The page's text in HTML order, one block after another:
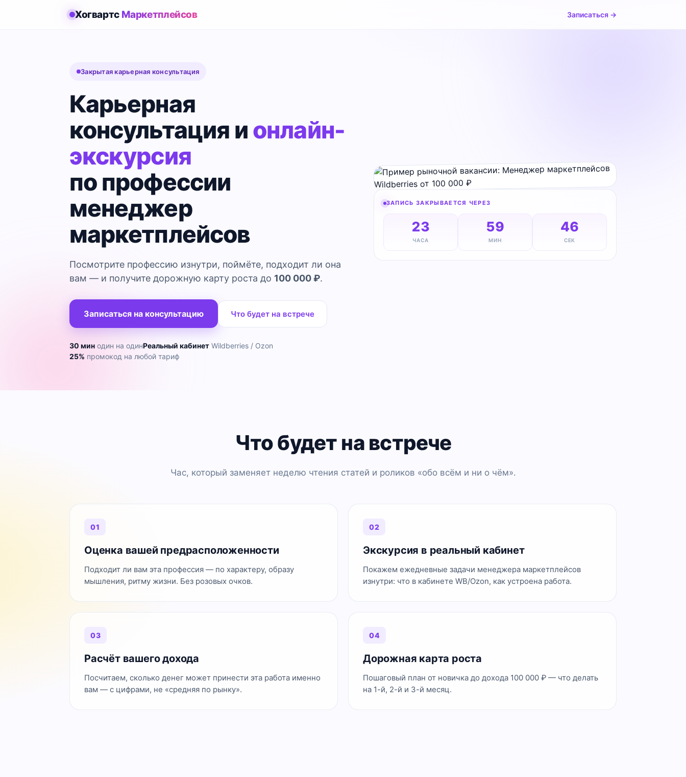
Хогвартс Маркетплейсов Записаться →
Закрытая карьерная консультация
Карьерная
консультация ионлайн-
экскурсия
по профессии
менеджер
маркетплейсов
Посмотрите профессию изнутри, поймёте, подходит ли она
вам — и получите дорожную карту роста до 100 000 ₽.
Записаться на консультацию Что будет на встрече
30 мин один на одинРеальный кабинет Wildberries / Ozon
25% промокод на любой тариф
ЗАПИСЬ ЗАКРЫВАЕТСЯ ЧЕРЕЗ
23
ЧАСА
59
МИН
45
СЕК
Что будет на встрече
Час, который заменяет неделю чтения статей и роликов «обо всём и ни о чём».
01
Оценка вашей предрасположенности
Подходит ли вам эта профессия — по характеру, образу
мышления, ритму жизни. Без розовых очков.
02
Экскурсия в реальный кабинет
Покажем ежедневные задачи менеджера маркетплейсов
изнутри: что в кабинете WB/Ozon, как устроена работа.
03
Расчёт вашего дохода
Посчитаем, сколько денег может принести эта работа именно
вам — с цифрами, не «средняя по рынку».
04
Дорожная карта роста
Пошаговый план от новичка до дохода 100 000 ₽ — что делать
на 1-й, 2-й и 3-й месяц.